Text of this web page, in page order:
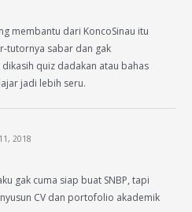
membantu dari KoncoSinau itu
tutornya sabar dan gak
quiz dadakan atau bahas
jadi lebih seru.
2018
gak cuma siap buat SNBP, tapi
CV dan portofolio akademik